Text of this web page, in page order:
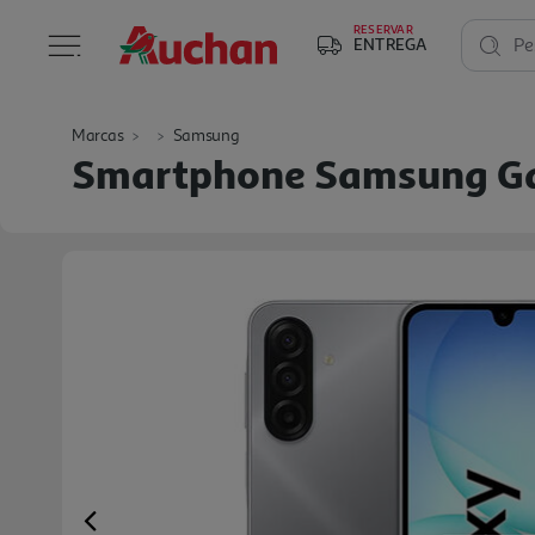
RESERVAR
ENTREGA
Marcas Samsung
Smartphone Samsung